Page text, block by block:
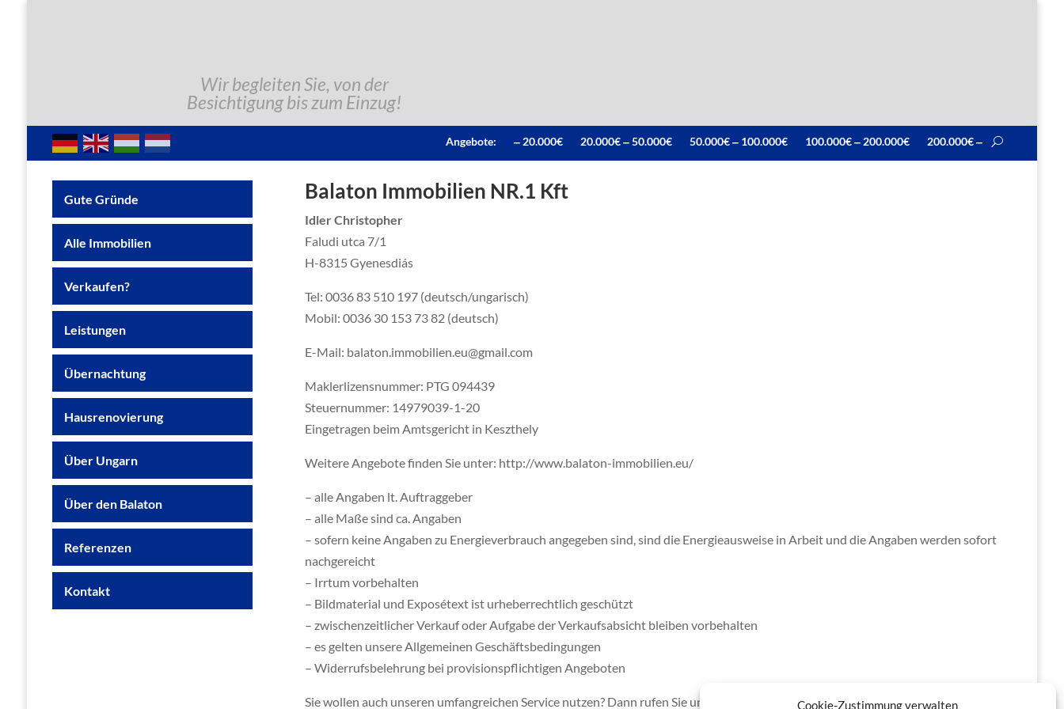
Cookie-Zustimmung verwalten
Wir begleiten Sie, von der
Besichtigung bis zum Einzug!
Angebote: ‒ 20.000€ 20.000€ ‒ 50.000€ 50.000€ ‒ 100.000€ 100.000€ ‒ 200.000€ 200.000€ ‒
Gute Gründe
Alle Immobilien
Verkaufen?
Leistungen
Übernachtung
Hausrenovierung
Über Ungarn
Über den Balaton
Referenzen
Kontakt
Balaton Immobilien NR.1 Kft
Idler Christopher
Faludi utca 7/1
H-8315 Gyenesdiás
Tel: 0036 83 510 197 (deutsch/ungarisch)
Mobil: 0036 30 153 73 82 (deutsch)
E-Mail: balaton.immobilien.eu@gmail.com
Maklerlizensnummer: PTG 094439
Steuernummer: 14979039-1-20
Eingetragen beim Amtsgericht in Keszthely
Weitere Angebote finden Sie unter: http://www.balaton-immobilien.eu/
– alle Angaben lt. Auftraggeber
– alle Maße sind ca. Angaben
– sofern keine Angaben zu Energieverbrauch angegeben sind, sind die Energieausweise in Arbeit und die Angaben werden sofort
nachgereicht
– Irrtum vorbehalten
– Bildmaterial und Exposétext ist urheberrechtlich geschützt
– zwischenzeitlicher Verkauf oder Aufgabe der Verkaufsabsicht bleiben vorbehalten
– es gelten unsere Allgemeinen Geschäftsbedingungen
– Widerrufsbelehrung bei provisionspflichtigen Angeboten
Sie wollen auch unseren umfangreichen Service nutzen? Dann rufen Sie uns einfach an oder schicken uns eine Mail.